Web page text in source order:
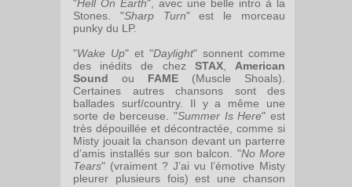
"Hell On Earth", avec une belle intro à la
Stones. "Sharp Turn" est le morceau
punky du LP.
"Wake Up" et "Daylight" sonnent comme
des inédits de chez STAX, American
Sound ou FAME (Muscle Shoals).
Certaines autres chansons sont des
ballades surf/country. Il y a même une
sorte de berceuse. "Summer Is Here" est
très dépouillée et décontractée, comme si
Misty jouait la chanson devant un parterre
d’amis installés sur son balcon. "No More
Tears" (vraiment ? J’ai vu l’émotive Misty
pleurer plusieurs fois) est une chanson